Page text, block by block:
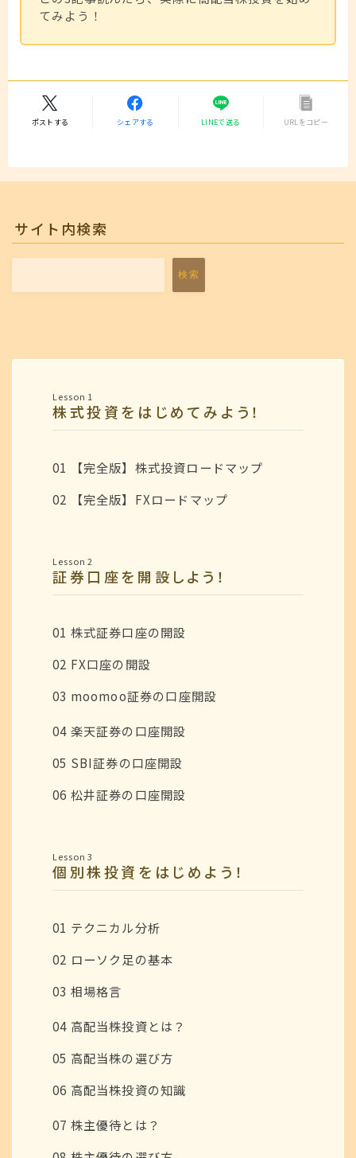
てみよう！
ポストする シェアする LINEで送る URLをコピー
サイト内検索
検索
Lesson 1
株式投資をはじめてみよう！
01 【完全版】株式投資ロードマップ
02 【完全版】FXロードマップ
Lesson 2
証券口座を開設しよう！
01 株式証券口座の開設
02 FX口座の開設
03 moomoo証券の口座開設
04 楽天証券の口座開設
05 SBI証券の口座開設
06 松井証券の口座開設
Lesson 3
個別株投資をはじめよう！
01 テクニカル分析
02 ローソク足の基本
03 相場格言
04 高配当株投資とは？
05 高配当株の選び方
06 高配当株投資の知識
07 株主優待とは？